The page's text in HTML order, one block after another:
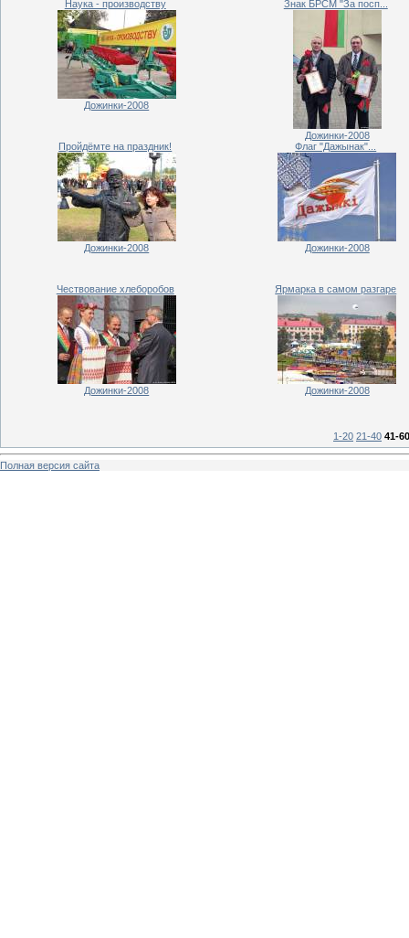
Наука - производству
Дожинки-2008
Знак БРСМ "За посп...
Дожинки-2008
Пройдёмте на праздник!
Дожинки-2008
Флаг "Дажынак"...
Дожинки-2008
Чествование хлеборобов
Дожинки-2008
Ярмарка в самом разгаре
Дожинки-2008
1-20 21-40 41-60
Полная версия сайта